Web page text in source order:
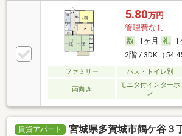
5.80万円
管理費なし
1ヶ月
1
2階 / 3DK（
ファミリー バス・トイレ別
南向き
モニタ付インターホ
ン
賃貸アパート
宮城県多賀城市鶴ケ谷３